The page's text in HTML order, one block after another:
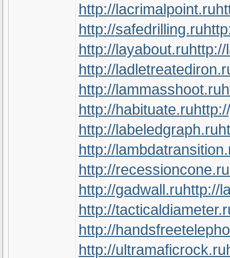
http://lacrimalpoint.ru
http://safedrilling.ru
http://layabout.ru
http://
http://lammasshoot.ru
http://habituate.ru
http://labeledgraph.ru
http://
http://recessioncone.ru
http://gadwall.ruhttp://
http://
http://
http://ultramaficrock.ru